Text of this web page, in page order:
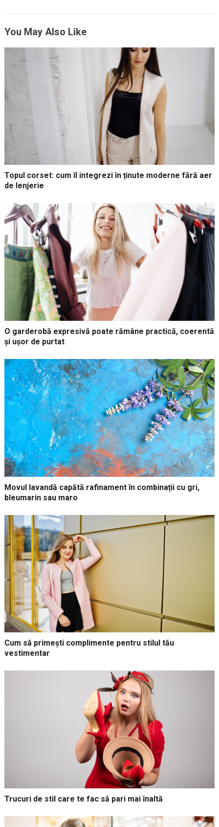
You May Also Like
Topul corset: cum îl integrezi în ținute moderne fără aer
de lenjerie
O garderobă expresivă poate rămâne practică, coerentă
și ușor de purtat
Movul lavandă capătă rafinament în combinații cu gri,
bleumarin sau maro
Cum să primești complimente pentru stilul tău
vestimentar
Trucuri de stil care te fac să pari mai înaltă